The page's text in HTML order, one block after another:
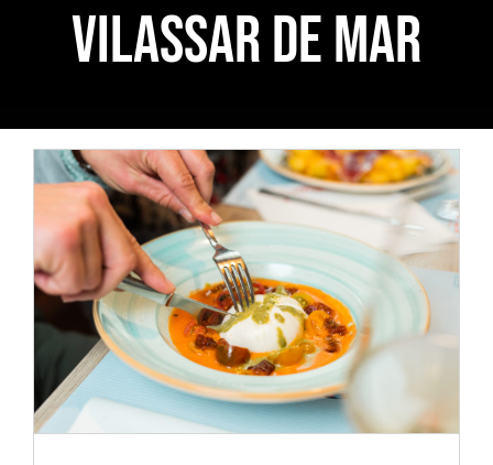
Vilassar de Mar
Noves cartes per la temporada
primavera estiu 2022!!
Vilassar de Mar